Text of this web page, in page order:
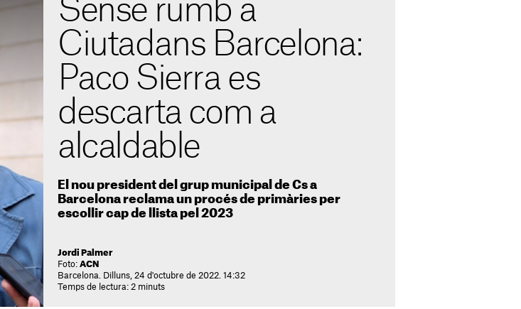
Sense rumb a
Ciutadans Barcelona:
Paco Sierra es
descarta com a
alcaldable
El nou president del grup municipal de Cs a
Barcelona reclama un procés de primàries per
escollir cap de llista pel 2023
Jordi Palmer
Foto: ACN
Barcelona. Dilluns, 24 d'octubre de 2022. 14:32
Temps de lectura: 2 minuts